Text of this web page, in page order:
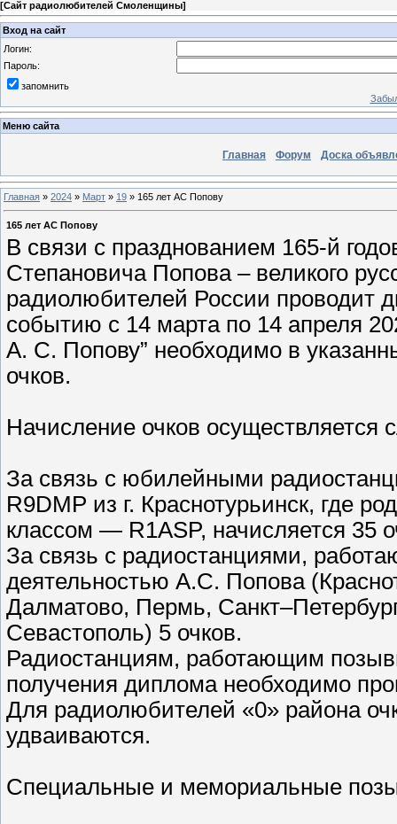
[Сайт радиолюбителей Смоленщины]
Вход на сайт
Логин:
Пароль:
запомнить
Меню сайта
Главная Форум Доска
Главная » 2024 » Март » 19 » 165 лет АС Попову
165 лет АС Попову
В связи с празднованием 165-й
Степановича Попова – великого
радиолюбителей России проводит
событию с 14 марта по 14 апреля
А. С. Попову” необходимо в
очков.
Начисление очков
За связь с юбилейными
R9DMP из г. Краснотурьинск, где
классом — R1ASP, начисляется 35
За связь с радиостанциями,
деятельностью А.С. Попова
Далматово, Пермь,
Севастополь) 5 очков.
Радиостанциям, работающим
получения диплома необходимо
Для радиолюбителей «0» района
удваиваются.
Специальные и мемориальные